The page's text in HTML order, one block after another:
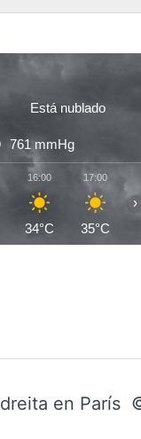
Está nublado
761mmHg
16:00
34°C
17:00
35°C
›
en París